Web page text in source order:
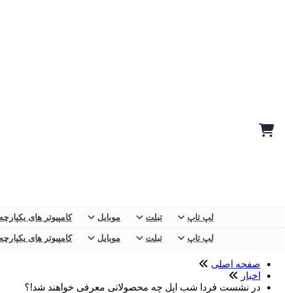
لپ تاپ تبلت موبایل کامپیوتر های یکپارچه
لپ تاپ تبلت موبایل کامپیوتر های یکپارچه
صفحه اصلی
اخبار
در نشست فردا شب اپل چه محصولاتی معرفی خواهند شد!؟